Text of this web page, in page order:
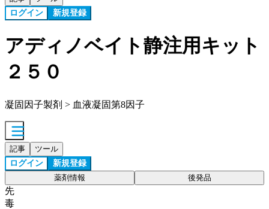
ログイン 新規登録
アディノベイト静注用キット
２５０
凝固因子製剤 > 血液凝固第8因子
記事 ツール
ログイン 新規登録
薬剤情報 後発品
先
毒